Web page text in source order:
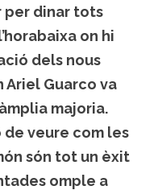
per dinar tots
on hi
dels nous
Ariel Guarco va
majoria.
de veure com les
són tot un èxit
omple a